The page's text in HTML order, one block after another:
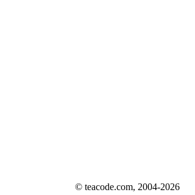
© teacode.com, 2004-2026